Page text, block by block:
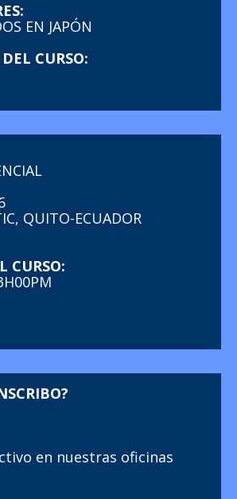
EN JAPÓN
CURSO:
QUITO-ECUADOR
CURSO:
en nuestras oficinas